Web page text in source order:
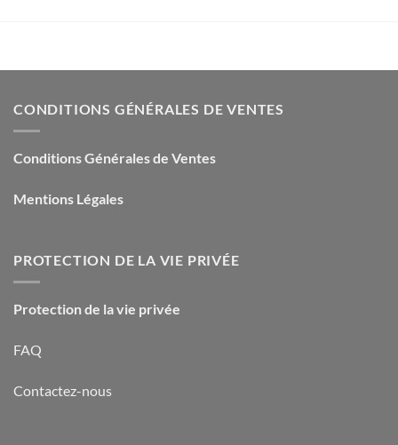
CONDITIONS GÉNÉRALES DE VENTES
Conditions Générales de Ventes
Mentions Légales
PROTECTION DE LA VIE PRIVÉE
Protection de la vie privée
FAQ
Contactez-nous